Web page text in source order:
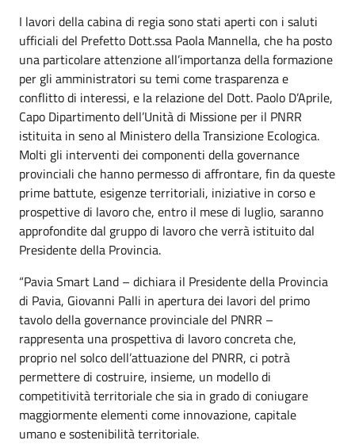
I lavori della cabina di regia sono stati aperti con i saluti
ufficiali del Prefetto Dott.ssa Paola Mannella, che ha posto
una particolare attenzione all’importanza della formazione
per gli amministratori su temi come trasparenza e
conflitto di interessi, e la relazione del Dott. Paolo D’Aprile,
Capo Dipartimento dell’Unità di Missione per il PNRR
istituita in seno al Ministero della Transizione Ecologica.
Molti gli interventi dei componenti della governance
provinciali che hanno permesso di affrontare, fin da queste
prime battute, esigenze territoriali, iniziative in corso e
prospettive di lavoro che, entro il mese di luglio, saranno
approfondite dal gruppo di lavoro che verrà istituito dal
Presidente della Provincia.
“Pavia Smart Land – dichiara il Presidente della Provincia
di Pavia, Giovanni Palli in apertura dei lavori del primo
tavolo della governance provinciale del PNRR –
rappresenta una prospettiva di lavoro concreta che,
proprio nel solco dell’attuazione del PNRR, ci potrà
permettere di costruire, insieme, un modello di
competitività territoriale che sia in grado di coniugare
maggiormente elementi come innovazione, capitale
umano e sostenibilità territoriale.